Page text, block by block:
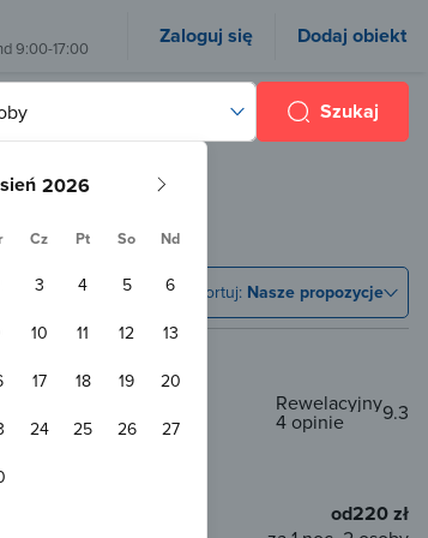
9:00-17:00 Zaloguj się Dodaj obiekt
Cz Pt So Nd
3 4 5
6
10 11 12
13
17 18 19
20
24 25 26
27
Szukaj
Sortuj: Nasze propozycje
9.3
Rewelacyjny
4 opinie
od220 zł